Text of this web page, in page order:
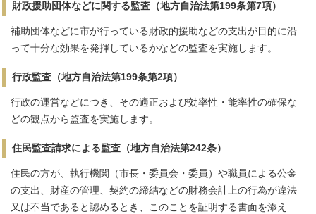
財政援助団体などに関する監査（地方自治法第199条第7項）
補助団体などに市が行っている財政的援助などの支出が目的に沿
って十分な効果を発揮しているかなどの監査を実施します。
行政監査（地方自治法第199条第2項）
行政の運営などにつき、その適正および効率性・能率性の確保な
どの観点から監査を実施します。
住民監査請求による監査（地方自治法第242条）
住民の方が、執行機関（市長・委員会・委員）や職員による公金
の支出、財産の管理、契約の締結などの財務会計上の行為が違法
又は不当であると認めるとき、このことを証明する書面を添え